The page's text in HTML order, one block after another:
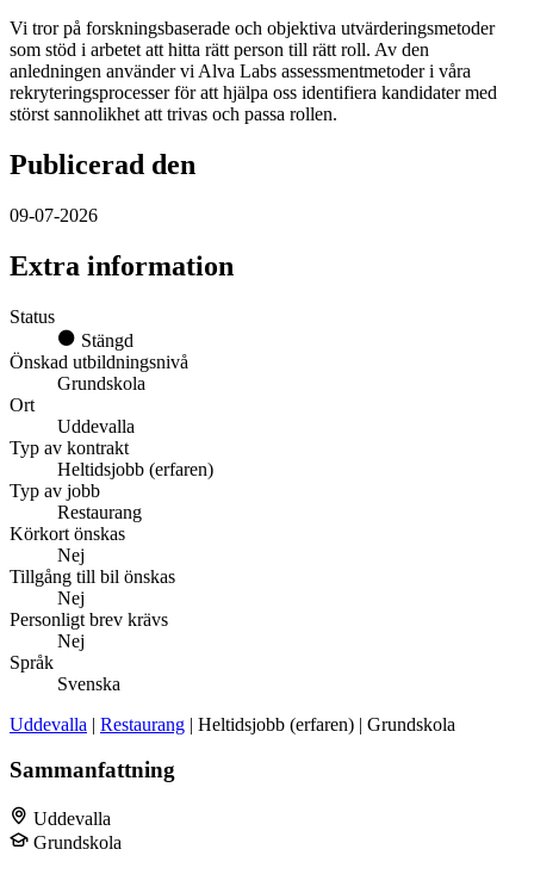
Vi tror på forskningsbaserade och objektiva utvärderingsmetoder
som stöd i arbetet att hitta rätt person till rätt roll. Av den
anledningen använder vi Alva Labs assessmentmetoder i våra
rekryteringsprocesser för att hjälpa oss identifiera kandidater med
störst sannolikhet att trivas och passa rollen.
Publicerad den
09-07-2026
Extra information
Status
Stängd
Önskad utbildningsnivå
Grundskola
Ort
Uddevalla
Typ av kontrakt
Heltidsjobb (erfaren)
Typ av jobb
Restaurang
Körkort önskas
Nej
Tillgång till bil önskas
Nej
Personligt brev krävs
Nej
Språk
Svenska
Uddevalla | Restaurang | Heltidsjobb (erfaren) | Grundskola
Sammanfattning
Uddevalla
Grundskola